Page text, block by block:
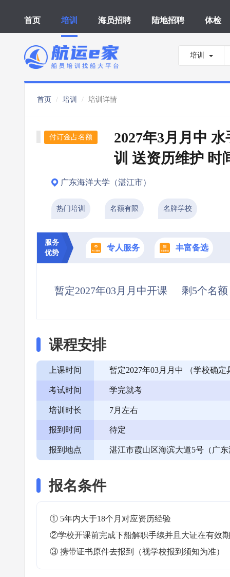
首页 培训 海员招聘 陆地招聘 体检
培训
首页 培训 培训详情
付订金占名额
2027年3月月中
训 送资历维护 时
广东海洋大学（湛江市）
热门培训 名额有限 名牌学校
服务
优势
专人服务 丰富备选
暂定2027年03月月中开课 剩5个名额
课程安排
上课时间 暂定2027年03月月中 （学校确
考试时间 学完就考
培训时长 7月左右
报到时间 待定
报到地点 湛江市霞山区海滨大道5号（广
报名条件
① 5年内大于18个月对应资历经验
②学校开课前完成下船解职手续并且大证在有效
③ 携带证书原件去报到（视学校报到须知为准）